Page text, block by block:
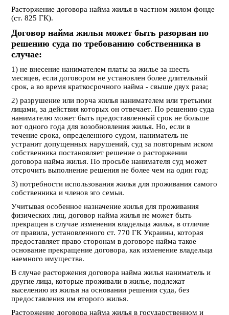
Расторжение договора найма жилья в частном жилом фонде
(ст. 825 ГК).
Договор найма жилья может быть разорван по
решению суда по требованию собственника в
случае:
1) не внесение нанимателем платы за жилье за шесть
месяцев, если договором не установлен более длительный
срок, а во время краткосрочного найма - свыше двух раза;
2) разрушение или порча жилья нанимателем или третьими
лицами, за действия которых он отвечает. По решению суда
нанимателю может быть предоставленный срок не больше
вот одного года для возобновления жилья. Но, если в
течение срока, определенного судом, наниматель не
устранит допущенных нарушений, суд за повторным иском
собственника постановляет решение о расторжении
договора найма жилья. По просьбе нанимателя суд может
отсрочить выполнение решения не более чем на один год;
3) потребности использования жилья для проживания самого
собственника и членов эго семьи.
Учитывая особенное назначение жилья для проживания
физических лиц, договор найма жилья не может быть
прекращен в случае изменения владельца жилья, в отличие
от правила, установленного ст. 770 ГК Украины, которая
предоставляет право сторонам в договоре найма такое
основание прекращение договора, как изменение владельца
наемного имущества.
В случае расторжения договора найма жилья наниматель и
другие лица, которые проживали в жилье, подлежат
выселению из жилья на основании решения суда, без
предоставления им второго жилья.
Расторжение договора найма жилья в государственном и